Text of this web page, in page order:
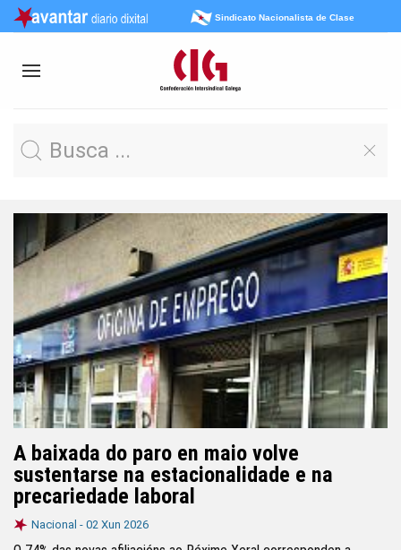
Sindicato Nacionalista de Clase
A baixada do paro en maio volve
sustentarse na estacionalidade e na
precariedade laboral
Nacional - 02 Xun 2026